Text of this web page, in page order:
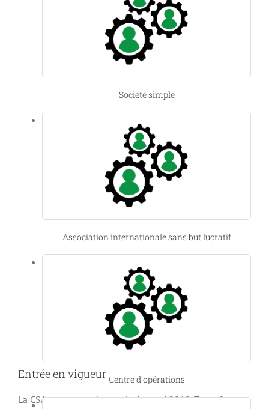
Société simple
Association internationale sans but lucratif
Centre d’opérations
Entrée en vigueur
La CSA entrera en vigueur le 1er mai 2019. Toute forme